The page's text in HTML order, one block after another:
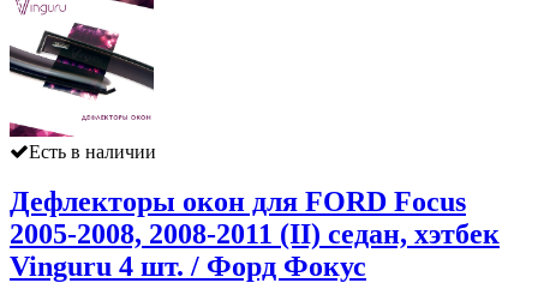
Есть в наличии
Дефлекторы окон для FORD Focus
2005-2008, 2008-2011 (II) седан, хэтбек
Vinguru 4 шт. / Форд Фокус